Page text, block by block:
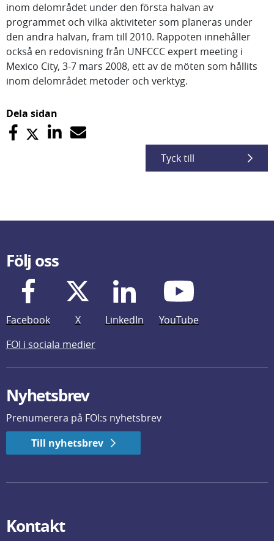
inom delområdet under den första halvan av
programmet och vilka aktiviteter som planeras under
den andra halvan, fram till 2010. Rappoten innehåller
också en redovisning från UNFCCC expert meeting i
Mexico City, 3-7 mars 2008, ett av de möten som hållits
inom delområdet metoder och verktyg.
Dela sidan
Tyck till
Följ oss
Facebook X LinkedIn
YouTube
FOI i sociala medier
Nyhetsbrev
Prenumerera på FOI:s nyhetsbrev
Till nyhetsbrev
Kontakt